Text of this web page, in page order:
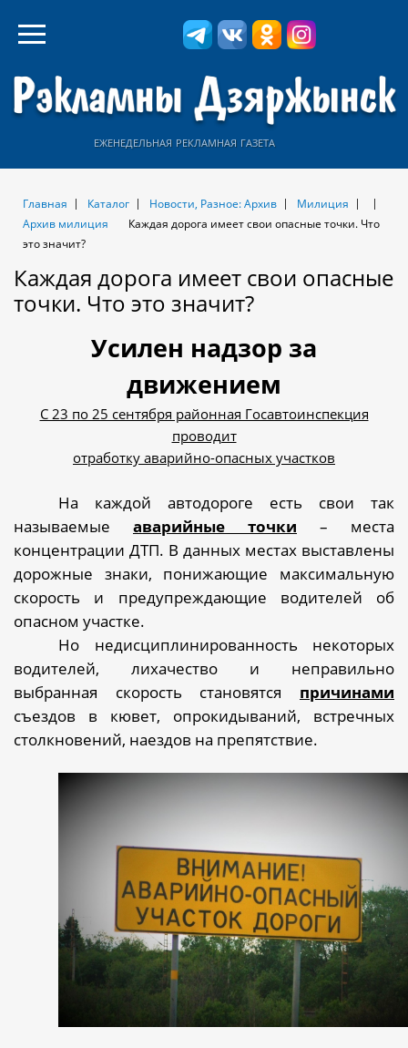
еженедельная рекламная газета
Главная Каталог Новости, Разное: Архив
Милиция
Архив милиция
Каждая дорога имеет свои опасные точки. Что
это значит?
Каждая дорога имеет свои опасные
точки. Что это значит?
Усилен надзор за
движением
С 23 по 25 сентября районная Госавтоинспекция
проводит
отработку аварийно-опасных участков
На каждой автодороге есть свои так
называемые аварийные точки – места
концентрации ДТП. В данных местах выставлены
дорожные знаки, понижающие максимальную
скорость и предупреждающие водителей об
опасном участке.
Но недисциплинированность некоторых
водителей, лихачество и неправильно
выбранная скорость становятся причинами
съездов в кювет, опрокидываний, встречных
столкновений, наездов на препятствие.